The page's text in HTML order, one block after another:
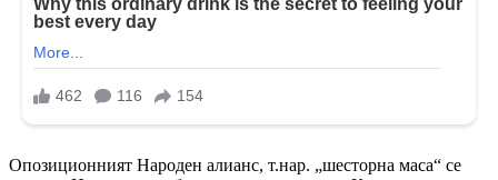
Опозиционният Народен алианс, т.нар. „шесторна маса“ се